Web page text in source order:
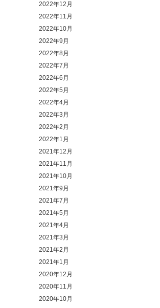
2022年12月
2022年11月
2022年10月
2022年9月
2022年8月
2022年7月
2022年6月
2022年5月
2022年4月
2022年3月
2022年2月
2022年1月
2021年12月
2021年11月
2021年10月
2021年9月
2021年7月
2021年5月
2021年4月
2021年3月
2021年2月
2021年1月
2020年12月
2020年11月
2020年10月